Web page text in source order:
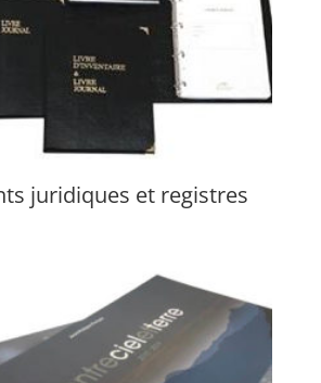
juridiques et registres